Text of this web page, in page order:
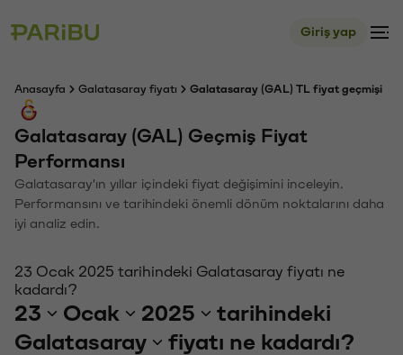
Giriş yap
Anasayfa Galatasaray fiyatı Galatasaray (GAL) TL fiyat geçmişi
Galatasaray (GAL) Geçmiş Fiyat
Performansı
Galatasaray'ın yıllar içindeki fiyat değişimini inceleyin.
Performansını ve tarihindeki önemli dönüm noktalarını daha
iyi analiz edin.
23 Ocak 2025 tarihindeki Galatasaray fiyatı ne
kadardı?
23 Ocak 2025
tarihindeki
Galatasaray
fiyatı ne kadardı?